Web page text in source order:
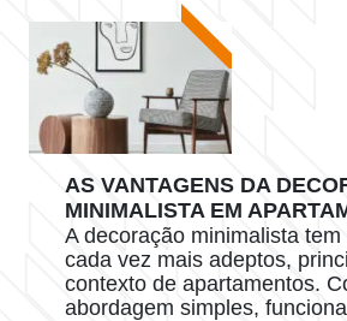
AS VANTAGENS DA
MINIMALISTA EM
A decoração minimalista
cada vez mais adeptos,
contexto de apartamentos.
abordagem simples,